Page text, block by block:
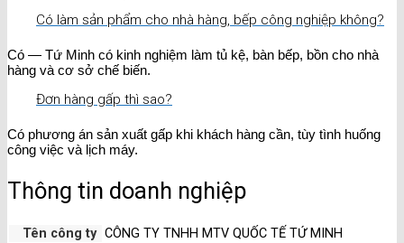
Có làm sản phẩm cho nhà hàng, bếp công nghiệp không?
Có — Tứ Minh có kinh nghiệm làm tủ kệ, bàn bếp, bồn cho nhà
hàng và cơ sở chế biến.
Đơn hàng gấp thì sao?
Có phương án sản xuất gấp khi khách hàng cần, tùy tình huống
công việc và lịch máy.
Thông tin doanh nghiệp
Tên công ty CÔNG TY TNHH MTV QUỐC TẾ TỨ MINH